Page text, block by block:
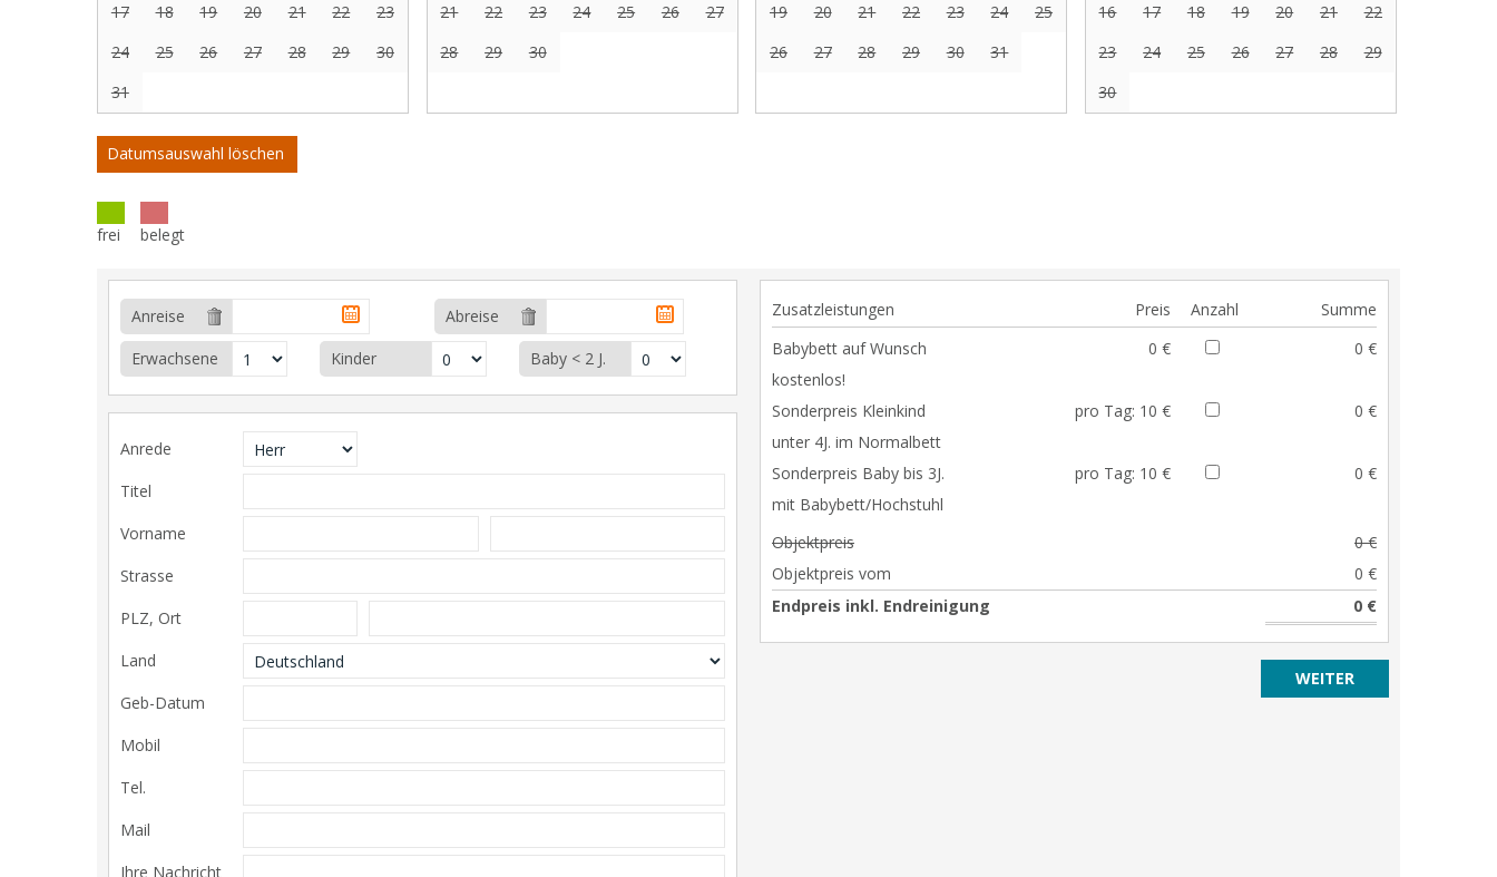
17
18 19 20 21 22
23
24
25 26 27 28 29
30
31
21
22 23 24 25 26
27
28
29 30
19
20 21 22 23 24
25
26
27 28 29 30 31
16
17 18 19 20 21
22
23
24 25 26 27 28
29
30
Datumsauswahl löschen
frei belegt
Anreise
Abreise
Erwachsene
Kinder Baby < 2 J.
Anrede
Titel
Vorname
Strasse
PLZ, Ort
Land
Geb-Datum
Mobil
Tel.
Mail
Ihre Nachricht
Zusatzleistungen Preis Anzahl
Summe
Babybett auf Wunsch
kostenlos!
0 € 0 €
Sonderpreis Kleinkind
unter 4J. im Normalbett
pro Tag: 10 € 0 €
Sonderpreis Baby bis 3J.
mit Babybett/Hochstuhl
pro Tag: 10 € 0 €
Objektpreis
0 €
Objektpreis vom
0 €
Endpreis inkl. Endreinigung
0 €